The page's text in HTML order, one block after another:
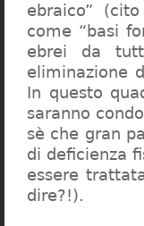
ebraico”
come “basi
ebrei da
eliminazione
In questo
saranno
sè che gran
di deficienza
essere
dire?!).